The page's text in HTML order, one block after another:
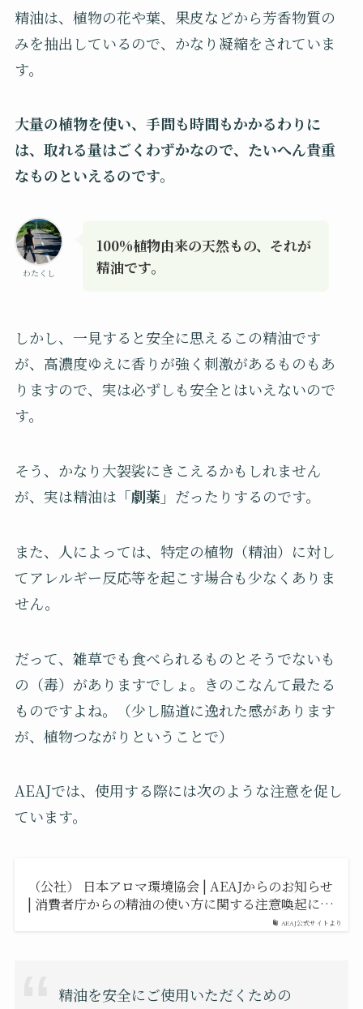
精油は、植物の花や葉、果皮などから芳香物質の
みを抽出しているので、かなり凝縮をされていま
す。
大量の植物を使い、手間も時間もかかるわりに
は、取れる量はごくわずかなので、たいへん貴重
なものといえるのです。
わたくし
100%植物由来の天然もの、それが
精油です。
しかし、一見すると安全に思えるこの精油です
が、高濃度ゆえに香りが強く刺激があるものもあ
りますので、実は必ずしも安全とはいえないので
す。
そう、かなり大袈裟にきこえるかもしれません
が、実は精油は 「劇薬」 だったりするのです。
また、人によっては、特定の植物（精油）に対し
てアレルギー反応等を起こす場合も少なくありま
せん。
だって、雑草でも食べられるものとそうでないも
の（毒）がありますでしょ。きのこなんて最たる
ものですよね。（少し脇道に逸れた感があります
が、植物つながりということで）
AEAJでは、使用する際には次のような注意を促し
ています。
AEAJ公式サイトより
（公社） 日本アロマ環境協会 | AEAJからのお知らせ
| 消費者庁からの精油の使い方に関する注意喚起に…
精油を安全にご使用いただくための